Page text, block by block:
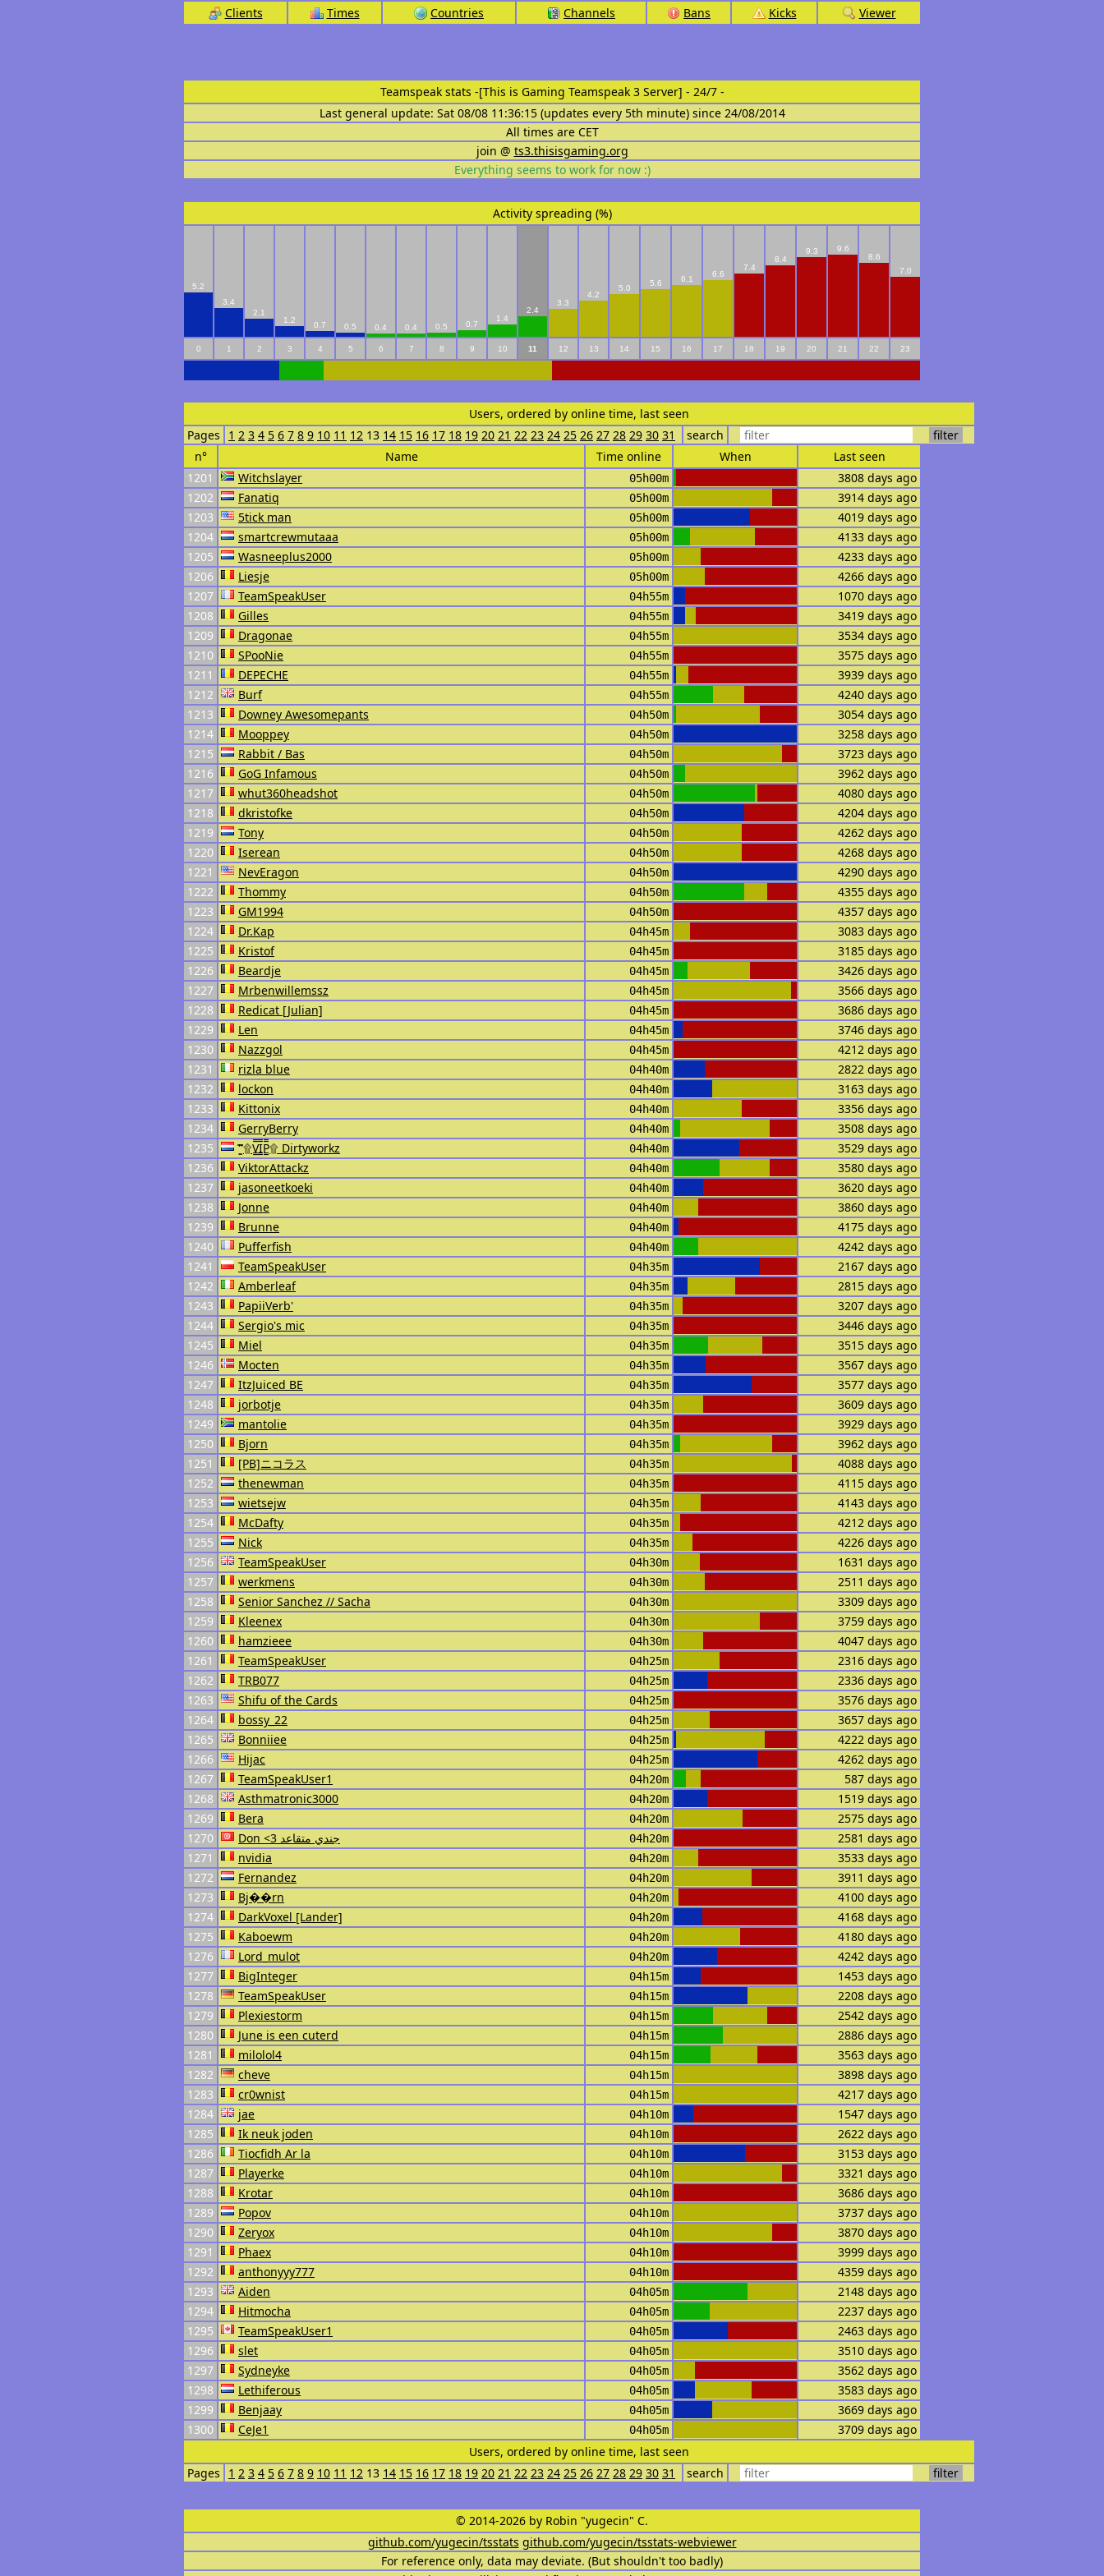
Clients Times Countries Channels Bans Kicks Viewer
Teamspeak stats -[This is Gaming Teamspeak 3 Server] - 24/7 -
Last general update: Sat 08/08 11:36:15 (updates every 5th minute) since 24/08/2014
All times are CET
join @ ts3.thisisgaming.org
Everything seems to work for now :)
Activity spreading (%)
5.2
3.4
2.1
1.2
0.7 0.5 0.4 0.4 0.5 0.7
1.4
2.4
3.3
4.2
5.0
5.6 6.1
6.6
7.4
8.4
9.3
9.6
8.6
7.0
0 1 2 3 4 5 6 7 8 9 10 11 12 13 14 15 16 17 18 19 20 21 22 23
Users, ordered by online time, last seen
Pages
1 2 3 4 5 6 7 8 9 10 11 12 13 14 15 16 17 18 19 20 21 22 23 24 25 26 27 28 29 30 31
search
n°
Name Time online When
Last seen
1201
Witchslayer 05h00m
3808 days ago
1202
Fanatiq 05h00m
3914 days ago
1203
5tick man 05h00m
4019 days ago
1204
smartcrewmutaaa 05h00m
4133 days ago
1205
Wasneeplus2000 05h00m
4233 days ago
1206
Liesje 05h00m
4266 days ago
1207
TeamSpeakUser 04h55m
1070 days ago
1208
Gilles 04h55m
3419 days ago
1209
Dragonae 04h55m
3534 days ago
1210
SPooNie 04h55m
3575 days ago
1211
DEPECHE 04h55m
3939 days ago
1212
Burf 04h55m
4240 days ago
1213
Downey Awesomepants 04h50m
3054 days ago
1214
Mooppey 04h50m
3258 days ago
1215
Rabbit / Bas 04h50m
3723 days ago
1216
GoG Infamous 04h50m
3962 days ago
1217
whut360headshot 04h50m
4080 days ago
1218
dkristofke 04h50m
4204 days ago
1219
Tony 04h50m
4262 days ago
1220
Iserean 04h50m
4268 days ago
1221
NevEragon 04h50m
4290 days ago
1222
Thommy 04h50m
4355 days ago
1223
GM1994 04h50m
4357 days ago
1224
Dr.Kap 04h45m
3083 days ago
1225
Kristof 04h45m
3185 days ago
1226
Beardje 04h45m
3426 days ago
1227
Mrbenwillemssz 04h45m
3566 days ago
1228
Redicat [Julian] 04h45m
3686 days ago
1229
Len 04h45m
3746 days ago
1230
Nazzgol 04h45m
4212 days ago
1231
rizla blue 04h40m
2822 days ago
1232
lockon 04h40m
3163 days ago
1233
Kittonix 04h40m
3356 days ago
1234
GerryBerry 04h40m
3508 days ago
1235
"۩͇̿V͇̿I͇̿P͇̿۩ Dirtyworkz 04h40m
3529 days ago
1236
ViktorAttackz 04h40m
3580 days ago
1237
jasoneetkoeki 04h40m
3620 days ago
1238
Jonne 04h40m
3860 days ago
1239
Brunne 04h40m
4175 days ago
1240
Pufferfish 04h40m
4242 days ago
1241
TeamSpeakUser 04h35m
2167 days ago
1242
Amberleaf 04h35m
2815 days ago
1243
PapiiVerb' 04h35m
3207 days ago
1244
Sergio's mic 04h35m
3446 days ago
1245
Miel 04h35m
3515 days ago
1246
Mocten 04h35m
3567 days ago
1247
ItzJuiced BE 04h35m
3577 days ago
1248
jorbotje 04h35m
3609 days ago
1249
mantolie 04h35m
3929 days ago
1250
Bjorn 04h35m
3962 days ago
1251
[PB]ニコラス 04h35m
4088 days ago
1252
thenewman 04h35m
4115 days ago
1253
wietsejw 04h35m
4143 days ago
1254
McDafty 04h35m
4212 days ago
1255
Nick 04h35m
4226 days ago
1256
TeamSpeakUser 04h30m
1631 days ago
1257
werkmens 04h30m
2511 days ago
1258
Senior Sanchez // Sacha 04h30m
3309 days ago
1259
Kleenex 04h30m
3759 days ago
1260
hamzieee 04h30m
4047 days ago
1261
TeamSpeakUser 04h25m
2316 days ago
1262
TRB077 04h25m
2336 days ago
1263
Shifu of the Cards 04h25m
3576 days ago
1264
bossy_22 04h25m
3657 days ago
1265
Bonniiee 04h25m
4222 days ago
1266
Hijac 04h25m
4262 days ago
1267
TeamSpeakUser1 04h20m
587 days ago
1268
Asthmatronic3000 04h20m
1519 days ago
1269
Bera 04h20m
2575 days ago
1270
Don <3 جندي متقاعد 04h20m
2581 days ago
1271
nvidia 04h20m
3533 days ago
1272
Fernandez 04h20m
3911 days ago
1273
Bj��rn 04h20m
4100 days ago
1274
DarkVoxel [Lander] 04h20m
4168 days ago
1275
Kaboewm 04h20m
4180 days ago
1276
Lord_mulot 04h20m
4242 days ago
1277
BigInteger 04h15m
1453 days ago
1278
TeamSpeakUser 04h15m
2208 days ago
1279
Plexiestorm 04h15m
2542 days ago
1280
June is een cuterd 04h15m
2886 days ago
1281
milolol4 04h15m
3563 days ago
1282
cheve 04h15m
3898 days ago
1283
cr0wnist 04h15m
4217 days ago
1284
jae 04h10m
1547 days ago
1285
Ik neuk joden 04h10m
2622 days ago
1286
Tiocfidh Ar la 04h10m
3153 days ago
1287
Playerke 04h10m
3321 days ago
1288
Krotar 04h10m
3686 days ago
1289
Popov 04h10m
3737 days ago
1290
Zeryox 04h10m
3870 days ago
1291
Phaex 04h10m
3999 days ago
1292
anthonyyy777 04h10m
4359 days ago
1293
Aiden 04h05m
2148 days ago
1294
Hitmocha 04h05m
2237 days ago
1295
TeamSpeakUser1 04h05m
2463 days ago
1296
slet 04h05m
3510 days ago
1297
Sydneyke 04h05m
3562 days ago
1298
Lethiferous 04h05m
3583 days ago
1299
Benjaay 04h05m
3669 days ago
1300
CeJe1 04h05m
3709 days ago
Users, ordered by online time, last seen
Pages
1 2 3 4 5 6 7 8 9 10 11 12 13 14 15 16 17 18 19 20 21 22 23 24 25 26 27 28 29 30 31 search
© 2014-2026 by Robin "yugecin" C.
github.com/yugecin/tsstats github.com/yugecin/tsstats-webviewer
For reference only, data may deviate. (But shouldn't too badly)